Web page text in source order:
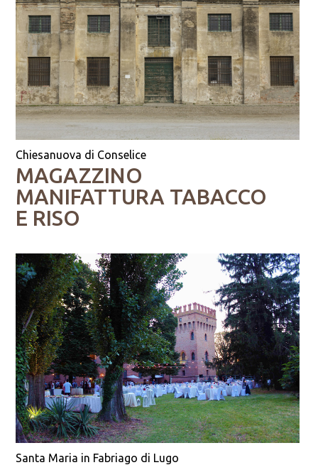
Chiesanuova di Conselice
MAGAZZINO
MANIFATTURA TABACCO
E RISO
Santa Maria in Fabriago di Lugo